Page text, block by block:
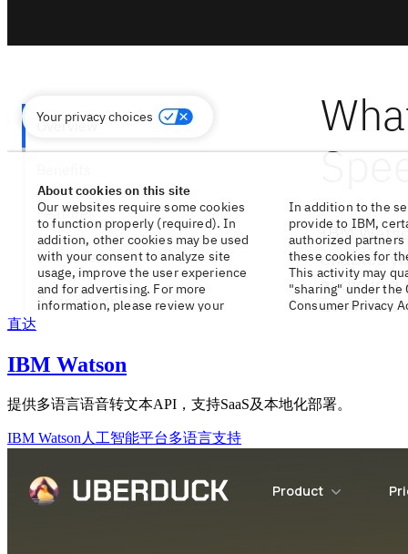
直达
IBM Watson
提供多语言语音转文本API，支持SaaS及本地化部署。
IBM Watson 人工智能平台多语言支持